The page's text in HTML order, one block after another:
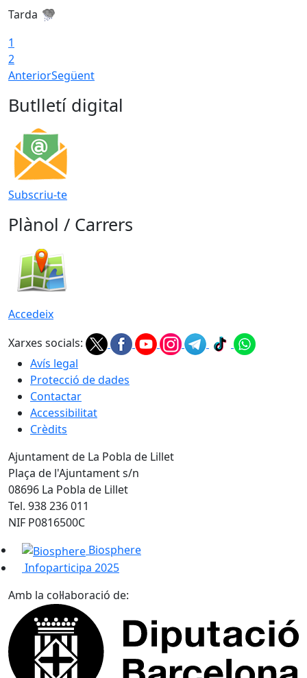
Tarda
1
2
AnteriorSegüent
Butlletí digital
Subscriu-te
Plànol / Carrers
Accedeix
Xarxes socials:
Avís legal
Protecció de dades
Contactar
Accessibilitat
Crèdits
Ajuntament de La Pobla de Lillet
Plaça de l'Ajuntament s/n
08696 La Pobla de Lillet
Tel. 938 236 011
NIF P0816500C
Biosphere
Infoparticipa 2025
Amb la col·laboració de: